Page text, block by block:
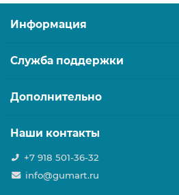
Информация
Служба поддержки
Дополнительно
Наши контакты
+7 918 501-36-32
info@gumart.ru